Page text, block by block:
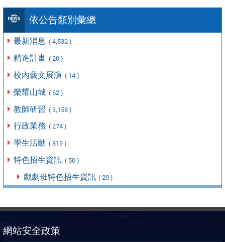
依公告類別彙總
最新消息 ( 4,532 )
精進計畫 ( 20 )
校內藝文展演 ( 14 )
榮耀山城 ( 62 )
教師研習 ( 3,158 )
行政業務 ( 274 )
學生活動 ( 819 )
特色招生資訊 ( 50 )
戲劇班特色招生資訊 ( 20 )
網站安全政策